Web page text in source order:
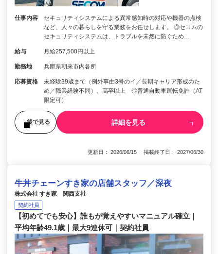
仕事内容
セキュリティシステムによる異常感知時の対応や機器の点検
など、人々の暮らしを守る業務をお任せします。 ◎セコムの
セキュリティシステムは、トラブルを未然に防ぐため…
給与 月給257,500円以上
勤務地 兵庫県朝来市内各所
応募資格
未経験39歳まで（例外事由3号のイ／長期キャリア形成のた
め／職業経験不問）、高卒以上 ◎普通自動車運転免許（AT
限定可）
後で見る 詳細を見る
更新日： 2026/06/15 掲載終了日： 2027/06/30
牛丼チェーンすき家の店舗スタッフ／深夜
株式会社 すき家 関西支社
契約社員
【初めてでも安心】誰もが覚えやすいマニュアル確立｜
平均年齢49.1歳｜最大9連休可｜契約社員